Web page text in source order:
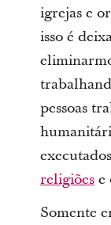
igrejas e
isso é
pessoas
executados
religiõese
Somente